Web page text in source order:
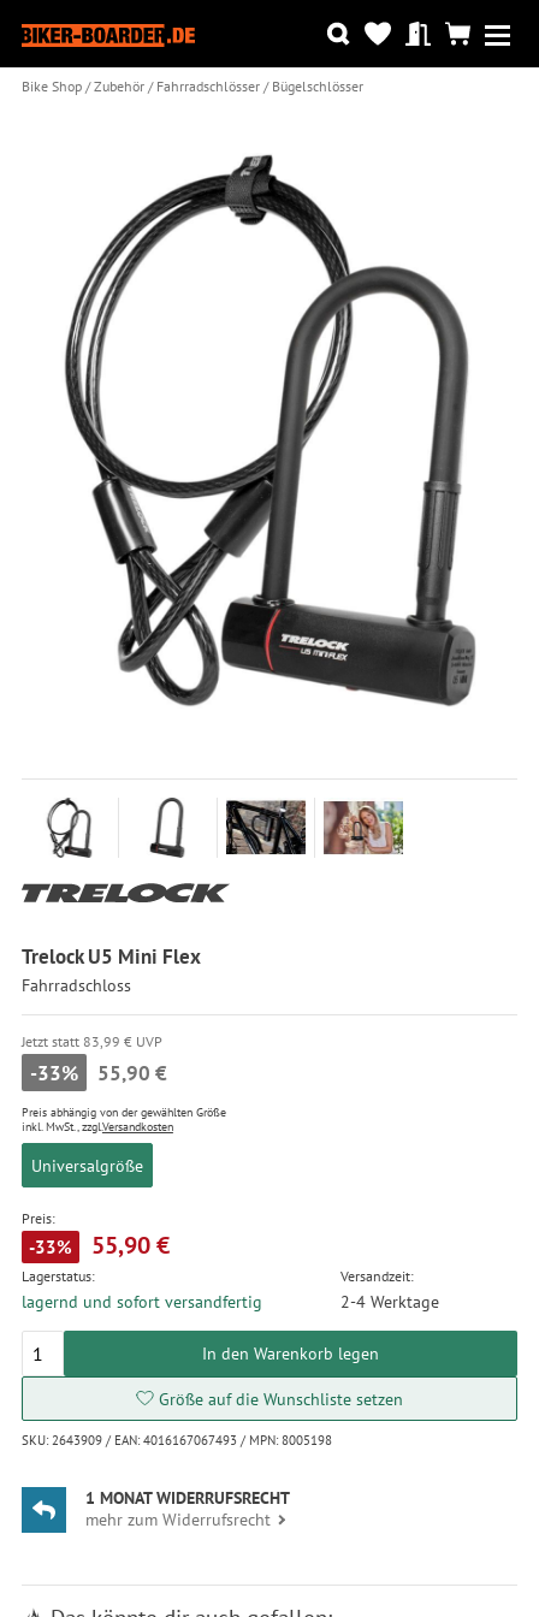
Bike Shop Zubehör Fahrradschlösser Bügelschlösser
Trelock U5 Mini Flex
Fahrradschloss
Jetzt statt 83,99 € UVP
-33% 55,90 €
Preis abhängig von der gewählten Größe
inkl. MwSt., zzgl.Versandkosten
Universalgröße
Preis:
-33% 55,90 €
Lagerstatus:
lagernd und sofort versandfertig
Versandzeit:
2-4 Werktage
In den Warenkorb legen
Größe auf die Wunschliste setzen
SKU: 2643909 / EAN: 4016167067493 / MPN: 8005198
1 MONAT WIDERRUFSRECHT
mehr zum Widerrufsrecht